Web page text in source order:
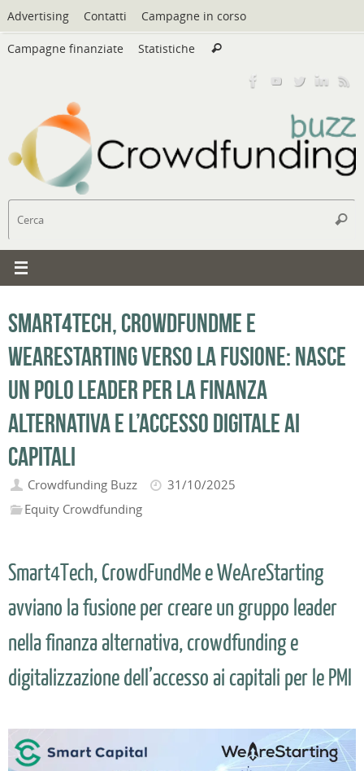
Vai
al
contenuto
Advertising Contatti Campagne in corso
Campagne finanziate Statistiche Cerca
Cerca
Smart4Tech, CrowdFundMe e
WeAreStarting verso la fusione: nasce
un polo leader per la finanza
alternativa e l’accesso digitale ai
capitali
Crowdfunding Buzz
31/10/2025
Equity Crowdfunding
Smart4Tech, CrowdFundMe e WeAreStarting
avviano la fusione per creare un gruppo leader
nella finanza alternativa, crowdfunding e
digitalizzazione dell’accesso ai capitali per le PMI